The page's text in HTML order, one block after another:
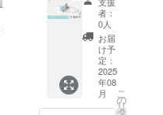
3mm×1
タ
ンザナ
イト
3mm×1
あじさ
いリン
グ ■地
金：
SILVER
925（ロ
ジウム
コー
ティン
者：
0人
お届
け予
定：
2025
年08
月
こ
の
リ
タ